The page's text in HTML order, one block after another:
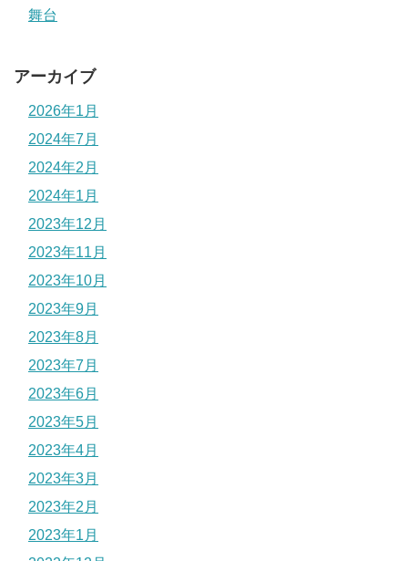
舞台
アーカイブ
2026年1月
2024年7月
2024年2月
2024年1月
2023年12月
2023年11月
2023年10月
2023年9月
2023年8月
2023年7月
2023年6月
2023年5月
2023年4月
2023年3月
2023年2月
2023年1月